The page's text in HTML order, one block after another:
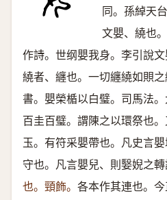
同。孫綽天
文嬰、繞也
作詩。世纲嬰我身。李引說文
繞者、纏也。一切纏繞如賏
書。嬰榮楯以白璧。司馬法
百圭百璧。謂陳之以環祭也
玉。有符采嬰帶也。凡史言
守也。凡言嬰兒、則嫛婗之轉
也。頸飾。 各本作其連也。今